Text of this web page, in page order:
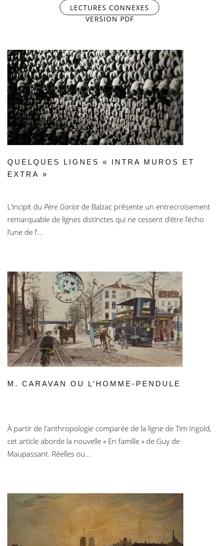
LECTURES CONNEXES
(ONGLET ACTIF)
VERSION PDF
QUELQUES LIGNES « INTRA MUROS ET
EXTRA »
L’incipit du Père Goriot de Balzac présente un entrecroisement
remarquable de lignes distinctes qui ne cessent d’être l’écho
l’une de l’...
M. CARAVAN OU L’HOMME-PENDULE
À partir de l'anthropologie comparée de la ligne de Tim Ingold,
cet article aborde la nouvelle « En famille » de Guy de
Maupassant. Réelles ou...